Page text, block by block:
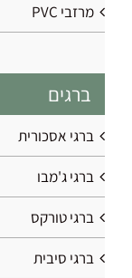
מרזבי PVC
ברגים
ברגי אסכורית
ברגי ג'מבו
ברגי טורקס
ברגי סיבית